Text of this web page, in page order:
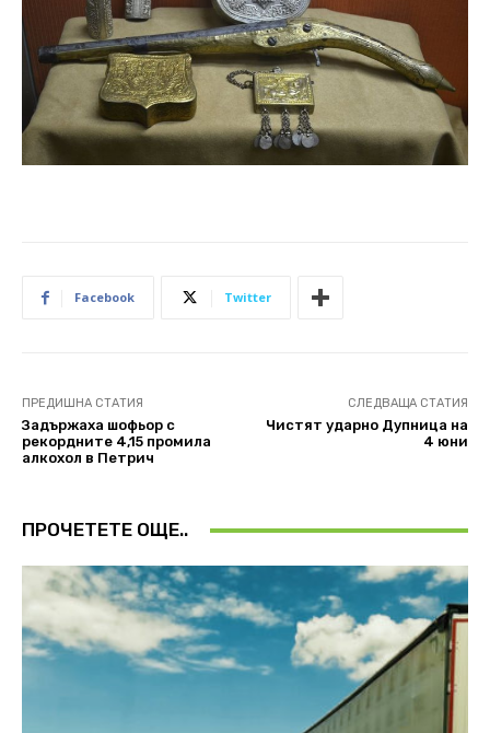
Facebook Twitter
ПРЕДИШНА СТАТИЯ
Задържаха шофьор с
рекордните 4,15 промила
алкохол в Петрич
СЛЕДВАЩА СТАТИЯ
Чистят ударно Дупница на
4 юни
ПРОЧЕТЕТЕ ОЩЕ..